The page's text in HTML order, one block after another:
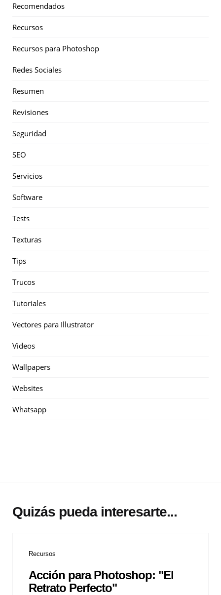
Recomendados
Recursos
Recursos para Photoshop
Redes Sociales
Resumen
Revisiones
Seguridad
SEO
Servicios
Software
Tests
Texturas
Tips
Trucos
Tutoriales
Vectores para Illustrator
Videos
Wallpapers
Websites
Whatsapp
Quizás pueda interesarte...
Recursos
Acción para Photoshop: "El
Retrato Perfecto"